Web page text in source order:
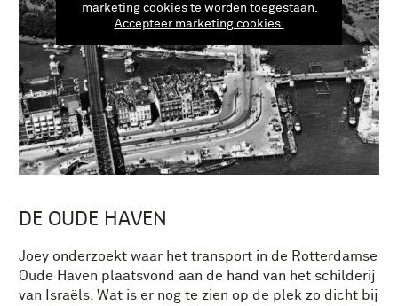
marketing cookies te worden toegestaan.
Accepteer marketing cookies.
DE OUDE HAVEN
Joey onderzoekt waar het transport in de Rotterdamse
Oude Haven plaatsvond aan de hand van het schilderij
van Israëls. Wat is er nog te zien op de plek zo dicht bij